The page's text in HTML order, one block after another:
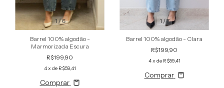
1/6
Barrel 100% algodão -
Marmorizada Escura
R$199,90
4x de R$59,41
Comprar
1 /7
Barrel 100% algodão - Clara
R$199,90
4x de R$59,41
Comprar